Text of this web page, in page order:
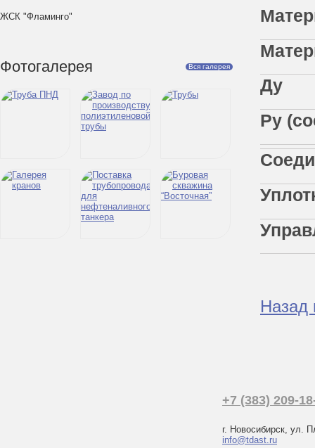
ЖСК "Фламинго"
Фотогалерея Вся галерея
Ру
Назад
+7 (383) 209-
г. Новосибирск, ул.
info@tdast.ru